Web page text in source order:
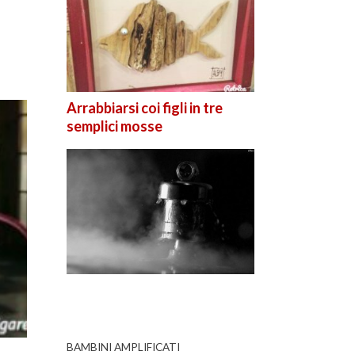
Arrabbiarsi coi figli in tre
semplici mosse
BAMBINI AMPLIFICATI